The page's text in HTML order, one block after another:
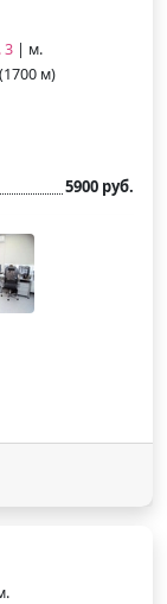
3 | м.
(1700 м)
5900 руб.